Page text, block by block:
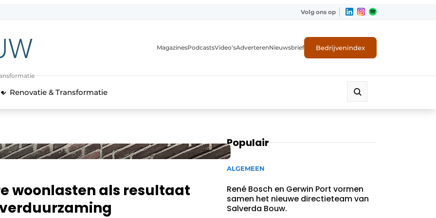
Volg ons op
MagazinesPodcastsVideo’sAdverterenNieuwsbrief Bedrijvenindex
Renovatie & Transformatie
woonlasten als resultaat
Populair
ALGEMEEN
René Bosch en Gerwin Port vormen
samen het nieuwe directieteam van
Salverda Bouw.